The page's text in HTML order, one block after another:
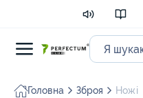
Головна Зброя Ножі